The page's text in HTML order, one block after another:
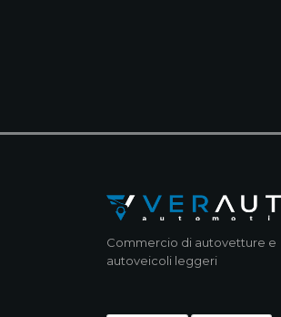
Commercio di autovetture e
autoveicoli leggeri